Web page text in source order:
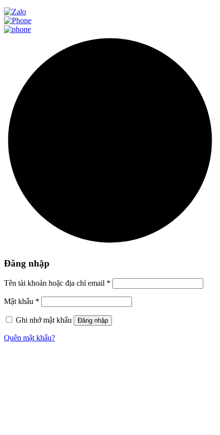
Đăng nhập
Tên tài khoản hoặc địa chỉ email *
Mật khẩu *
Ghi nhớ mật khẩu Đăng nhập
Quên mật khẩu?